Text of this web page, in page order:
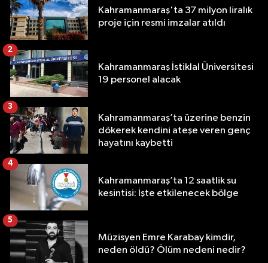
Kahramanmaraş'ta 37 milyon liralık
proje için resmi imzalar atıldı
Kahramanmaraş İstiklal Üniversitesi
19 personel alacak
2
Kahramanmaraş’ta üzerine benzin
dökerek kendini ateşe veren genç
hayatını kaybetti
3
Kahramanmaraş’ta 12 saatlik su
kesintisi: İşte etkilenecek bölge
4
Müzisyen Emre Karabay kimdir,
neden öldü? Ölüm nedeni nedir?
5